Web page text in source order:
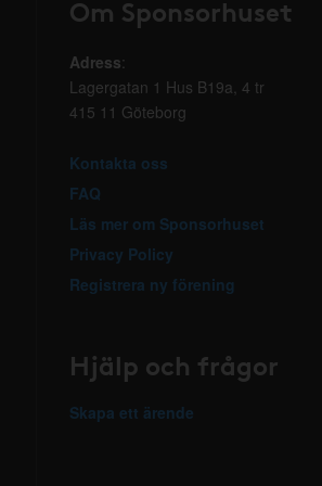
Om Sponsorhuset
Adress:
Lagergatan 1 Hus B19a, 4 tr
415 11 Göteborg
Kontakta oss
FAQ
Läs mer om Sponsorhuset
Privacy Policy
Registrera ny förening
Hjälp och frågor
Skapa ett ärende